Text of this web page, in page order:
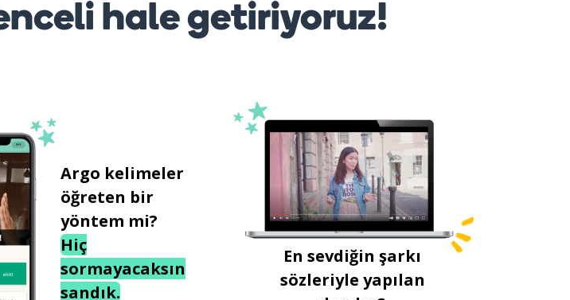
hale getiriyoruz!
Argo kelimeler
öğreten bir
yöntem mi?
Hiç
sormayacaksın
sandık.
En sevdiğin şarkı
sözleriyle yapılan